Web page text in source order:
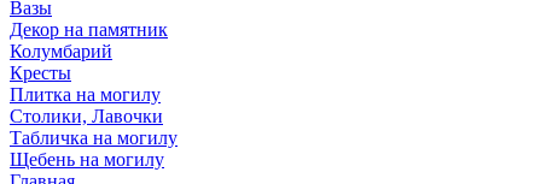
Вазы
Декор на памятник
Колумбарий
Кресты
Плитка на могилу
Столики, Лавочки
Табличка на могилу
Щебень на могилу